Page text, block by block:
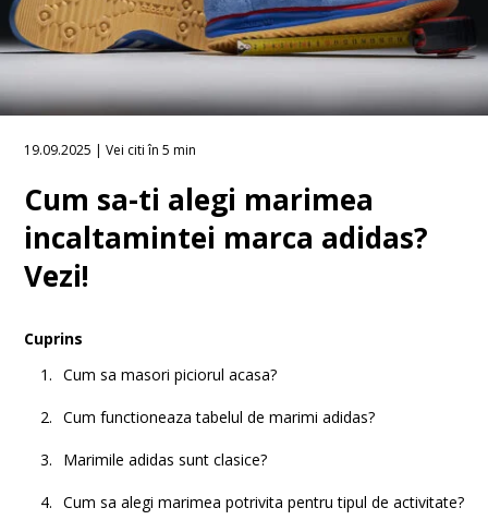
19.09.2025 | Vei citi în 5 min
Cum sa-ti alegi marimea
incaltamintei marca adidas?
Vezi!
Cuprins
Cum sa masori piciorul acasa?
Cum functioneaza tabelul de marimi adidas?
Marimile adidas sunt clasice?
Cum sa alegi marimea potrivita pentru tipul de activitate?